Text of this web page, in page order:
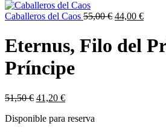
era:
es:
Caballeros del Caos 55,00€ El
original
era:
44,00 €El
actual
es:
Eternus, Filo del
Príncipe
51,50€ El
original
41,20 €El
actual
Disponible para reserva